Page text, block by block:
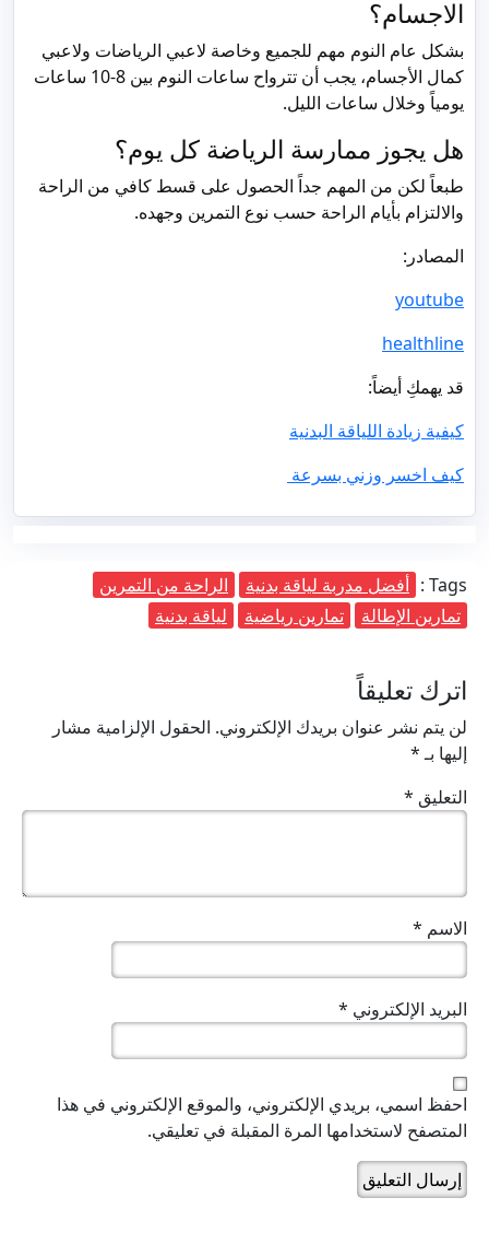
الاجسام؟
بشكل عام النوم مهم للجميع وخاصة لاعبي الرياضات ولاعبي
كمال الأجسام، يجب أن تترواح ساعات النوم بين 8-10 ساعات
يومياً وخلال ساعات الليل.
هل يجوز ممارسة الرياضة كل يوم؟
طبعاً لكن من المهم جداً الحصول على قسط كافي من الراحة
والالتزام بأيام الراحة حسب نوع التمرين وجهده.
المصادر:
youtube
healthline
قد يهمكِ أيضاً:
كيفية زيادة اللياقة البدنية
كيف اخسر وزني بسرعة
Tags : أفضل مدربة لياقة بدنية
الراحة من التمرين
تمارين الإطالة
تمارين رياضية لياقة بدنية
اترك تعليقاً
لن يتم نشر عنوان بريدك الإلكتروني. الحقول الإلزامية مشار
إليها بـ*
التعليق *
الاسم *
البريد الإلكتروني *
احفظ اسمي، بريدي الإلكتروني، والموقع الإلكتروني في هذا
المتصفح لاستخدامها المرة المقبلة في تعليقي.